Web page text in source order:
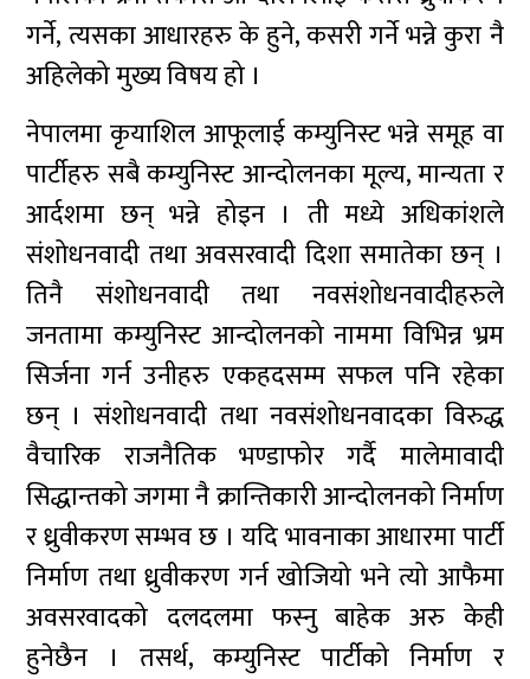
गर्ने, त्यसका आधारहरु के हुने, कसरी गर्ने भन्ने कुरा नै
अहिलेको मुख्य विषय हो ।
नेपालमा कृयाशिल आफूलाई कम्युनिस्ट भन्ने समूह वा
पार्टीहरु सबै कम्युनिस्ट आन्दोलनका मूल्य, मान्यता र
आर्दशमा छन् भन्ने होइन । ती मध्ये अधिकांशले
संशोधनवादी तथा अवसरवादी दिशा समातेका छन् ।
तिनै संशोधनवादी तथा नवसंशोधनवादीहरुले
जनतामा कम्युनिस्ट आन्दोलनको नाममा विभिन्न भ्रम
सिर्जना गर्न उनीहरु एकहदसम्म सफल पनि रहेका
छन् । संशोधनवादी तथा नवसंशोधनवादका विरुद्ध
वैचारिक राजनैतिक भण्डाफोर गर्दै मालेमावादी
सिद्धान्तको जगमा नै क्रान्तिकारी आन्दोलनको निर्माण
र ध्रुवीकरण सम्भव छ । यदि भावनाका आधारमा पार्टी
निर्माण तथा ध्रुवीकरण गर्न खोजियो भने त्यो आफैमा
अवसरवादको दलदलमा फस्नु बाहेक अरु केही
हुनेछैन । तसर्थ, कम्युनिस्ट पार्टीको निर्माण र